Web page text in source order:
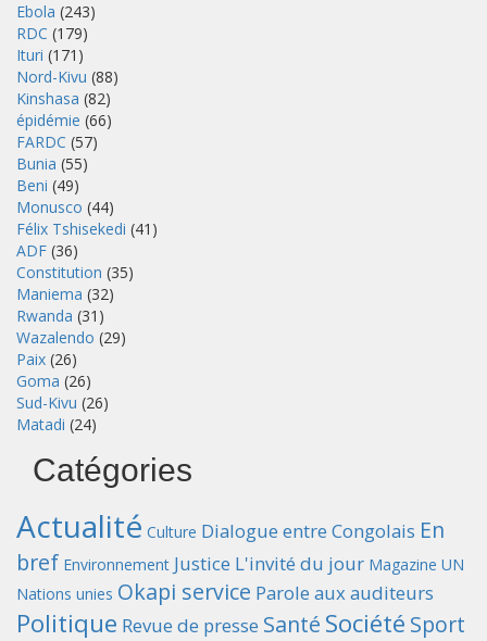
Ebola (243)
RDC (179)
Ituri (171)
Nord-Kivu (88)
Kinshasa (82)
épidémie (66)
FARDC (57)
Bunia (55)
Beni (49)
Monusco (44)
Félix Tshisekedi (41)
ADF (36)
Constitution (35)
Maniema (32)
Rwanda (31)
Wazalendo (29)
Paix (26)
Goma (26)
Sud-Kivu (26)
Matadi (24)
Catégories
Actualité Culture Dialogue entre Congolais En
bref Environnement Justice L'invité du jour Magazine UN
Nations unies Okapi service Parole aux auditeurs
Politique Revue de presse Santé Société Sport